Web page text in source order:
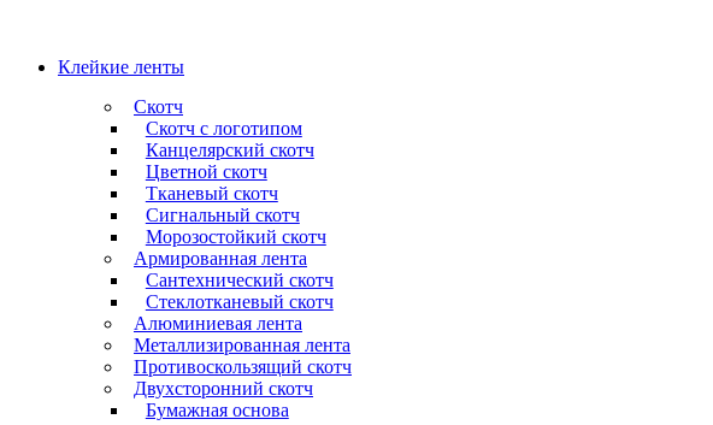
Клейкие ленты
Скотч
Скотч с логотипом
Канцелярский скотч
Цветной скотч
Тканевый скотч
Сигнальный скотч
Морозостойкий скотч
Армированная лента
Сантехнический скотч
Стеклотканевый скотч
Алюминиевая лента
Металлизированная лента
Противоскользящий скотч
Двухсторонний скотч
Бумажная основа